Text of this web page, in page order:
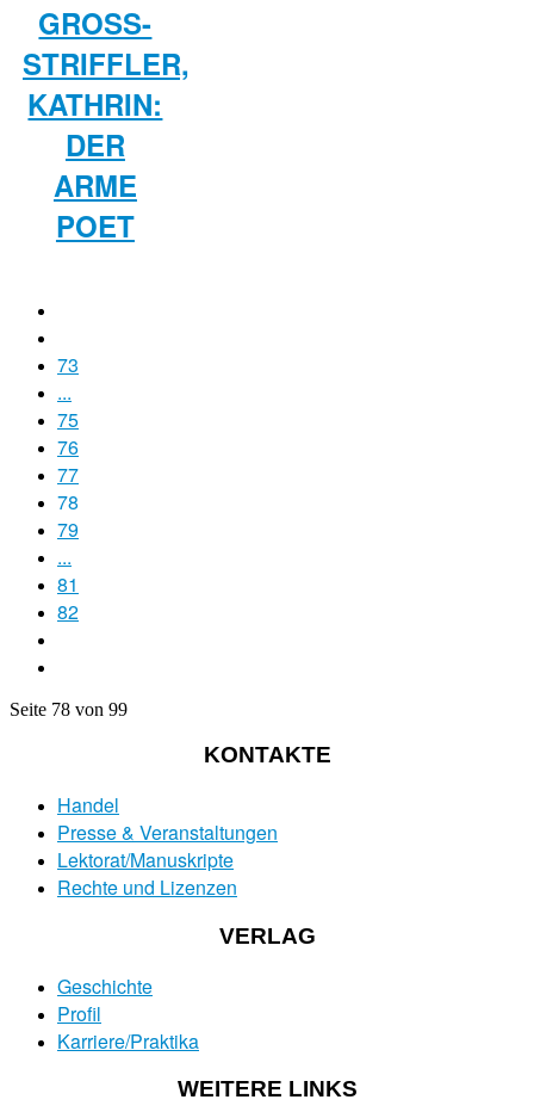
GROSS-S
TRIFFLER, K
ATHRIN: D
ER A
RME P
OET
73
...
75
76
77
78
79
...
81
82
Seite 78 von 99
KONTAKTE
Handel
Presse & Veranstaltungen
Lektorat/Manuskripte
Rechte und Lizenzen
VERLAG
Geschichte
Profil
Karriere/Praktika
WEITERE LINKS